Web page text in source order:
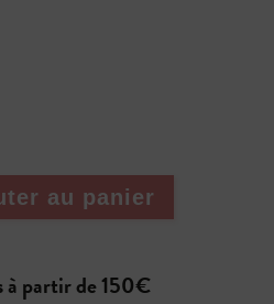
au panier
à partir de 150€